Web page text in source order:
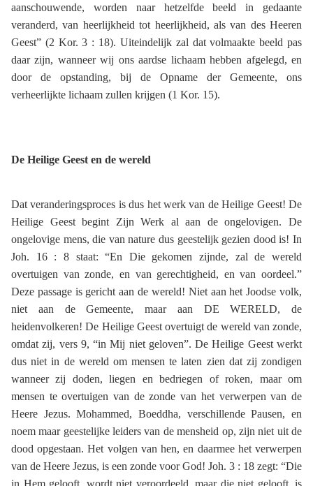
aanschouwende, worden naar hetzelfde beeld in gedaante
veranderd, van heerlijkheid tot heerlijkheid, als van des Heeren
Geest” (2 Kor. 3 : 18). Uiteindelijk zal dat volmaakte beeld pas
daar zijn, wanneer wij ons aardse lichaam hebben afgelegd, en
door de opstanding, bij de Opname der Gemeente, ons
verheerlijkte lichaam zullen krijgen (1 Kor. 15).
De Heilige Geest en de wereld
Dat veranderingsproces is dus het werk van de Heilige Geest! De
Heilige Geest begint Zijn Werk al aan de ongelovigen. De
ongelovige mens, die van nature dus geestelijk gezien dood is! In
Joh. 16 : 8 staat: “En Die gekomen zijnde, zal de wereld
overtuigen van zonde, en van gerechtigheid, en van oordeel.”
Deze passage is gericht aan de wereld! Niet aan het Joodse volk,
niet aan de Gemeente, maar aan DE WERELD, de
heidenvolkeren! De Heilige Geest overtuigt de wereld van zonde,
omdat zij, vers 9, “in Mij niet geloven”. De Heilige Geest werkt
dus niet in de wereld om mensen te laten zien dat zij zondigen
wanneer zij doden, liegen en bedriegen of roken, maar om
mensen te overtuigen van de zonde van het verwerpen van de
Heere Jezus. Mohammed, Boeddha, verschillende Pausen, en
noem maar geestelijke leiders van de mensheid op, zijn niet uit de
dood opgestaan. Het volgen van hen, en daarmee het verwerpen
van de Heere Jezus, is een zonde voor God! Joh. 3 : 18 zegt: “Die
in Hem gelooft, wordt niet veroordeeld, maar die niet gelooft, is